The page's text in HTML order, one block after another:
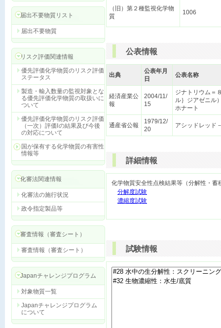
届出不要物質リスト
届出不要物質
リスク評価関連情報
優先評価化学物質のリスク評価
ステータス
製造・輸入数量の監視対象とな
る優先評価化学物質の取扱いに
ついて
優先評価化学物質のリスク評価
（一次）評価Ⅰの結果及び今後
の対応について
国が保有する化学物質の有害性
情報等
化審法関連情報
化審法の施行状況
政令指定製品等
審査情報（審査シート）
審査情報（審査シート）
Japanチャレンジプログラム
対象物質一覧
Japanチャレンジプログラム
について
（旧）第２種監視化学物
質
1006
公表情報
出典
公表年月
日
公表名称
経済産業公
報
2004/11/
15
ジナトリウム＝
ル｝ジアゼニル
ホナート
通産省公報
1979/12/
20
アシッドレッド
詳細情報
化学物質安全性点検結果等（分解性・
分解度試験
濃縮度試験
試験情報